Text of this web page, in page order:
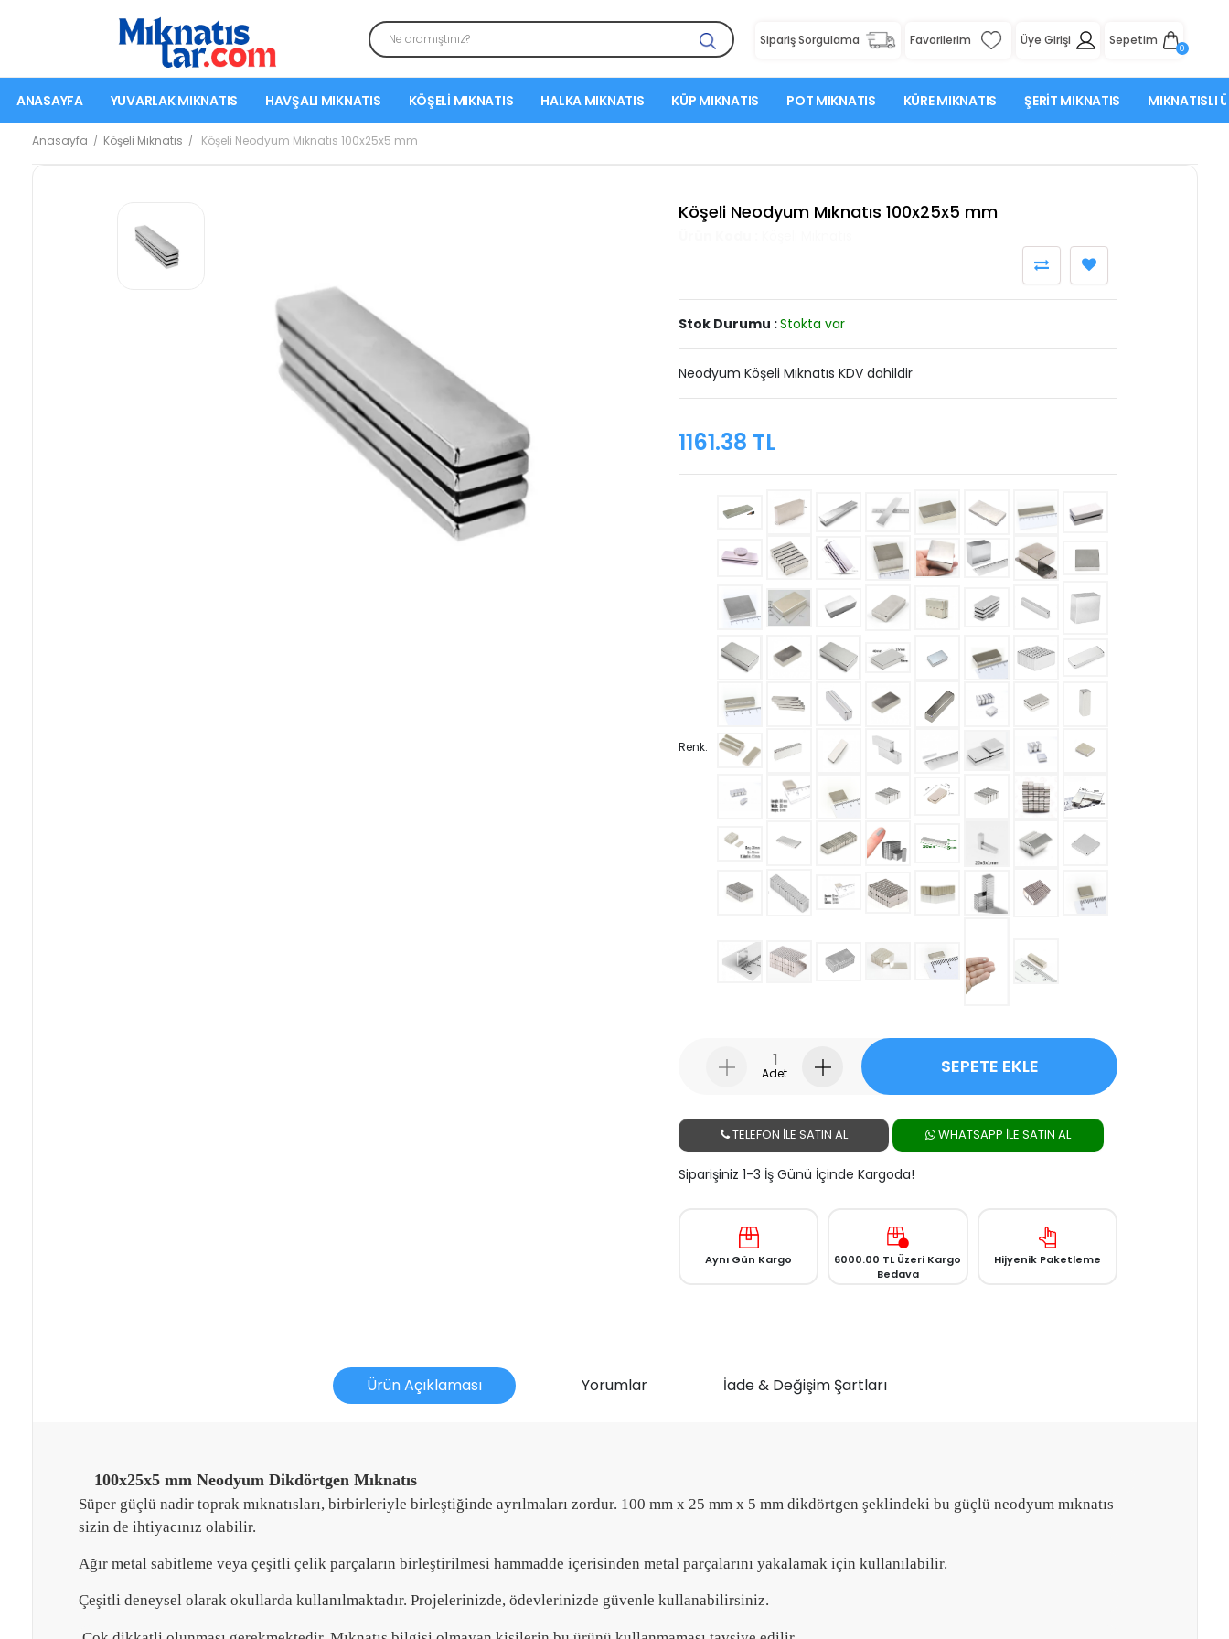
Sipariş Sorgulama Favorilerim Üye Girişi Sepetim
0
ANASAYFA YUVARLAK MIKNATIS HAVŞALI MIKNATIS KÖŞELI MIKNATIS HALKA MIKNATIS KÜP MIKNATIS POT MIKNATIS KÜRE MIKNATIS ŞERIT MIKNATIS MIKNATISLI
Anasayfa Köşeli Mıknatıs Köşeli Neodyum Mıknatıs 100x25x5 mm
Köşeli Neodyum Mıknatıs 100x25x5 mm
Stok Durumu :Stokta var
Neodyum Köşeli Mıknatıs KDV dahildir
1161.38 TL
Renk:
Adet SEPETE EKLE
TELEFON İLE SATIN AL WHATSAPP ILE SATIN AL
Siparişiniz 1-3 İş Günü İçinde Kargoda!
Aynı Gün Kargo
6000.00 TL Üzeri Kargo
Bedava
Hijyenik Paketleme
Ürün Açıklaması
100x25x5 mm Neodyum Dikdörtgen Mıknatıs
Süper güçlü nadir toprak mıknatısları, birbirleriyle birleştiğinde ayrılmaları zordur. 100 mm x 25 mm x 5 mm dikdörtgen şeklindeki bu güçlü neodyum mıknatıs
sizin de ihtiyacınız olabilir.
Ağır metal sabitleme veya çeşitli çelik parçaların birleştirilmesi hammadde içerisinden metal parçalarını yakalamak için kullanılabilir.
Çeşitli deneysel olarak okullarda kullanılmaktadır. Projelerinizde, ödevlerinizde güvenle kullanabilirsiniz.
Yorumlar İade & Değişim Şartları
İade İşlemlerinde Kargo Ücretlendirmesi Yapılıyor mu?
İade veya Değişim İşlemini Nasıl Yapabilirim?